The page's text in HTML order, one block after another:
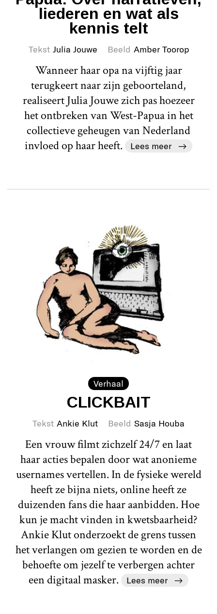
liederen en wat als
kennis telt
Tekst Julia Jouwe Beeld Amber Toorop
Wanneer haar opa na vijftig jaar
terugkeert naar zijn geboorteland,
realiseert Julia Jouwe zich pas hoezeer
het ontbreken van West-Papua in het
collectieve geheugen van Nederland
invloed op haar heeft.
Lees meer
Verhaal
CLICKBAIT
Tekst Ankie Klut Beeld Sasja Houba
Een vrouw filmt zichzelf 24/7 en laat
haar acties bepalen door wat anonieme
usernames vertellen. In de fysieke wereld
heeft ze bijna niets, online heeft ze
duizenden fans die haar aanbidden. Hoe
kun je macht vinden in kwetsbaarheid?
Ankie Klut onderzoekt de grens tussen
het verlangen om gezien te worden en de
behoefte om jezelf te verbergen achter
een digitaal masker.
Lees meer